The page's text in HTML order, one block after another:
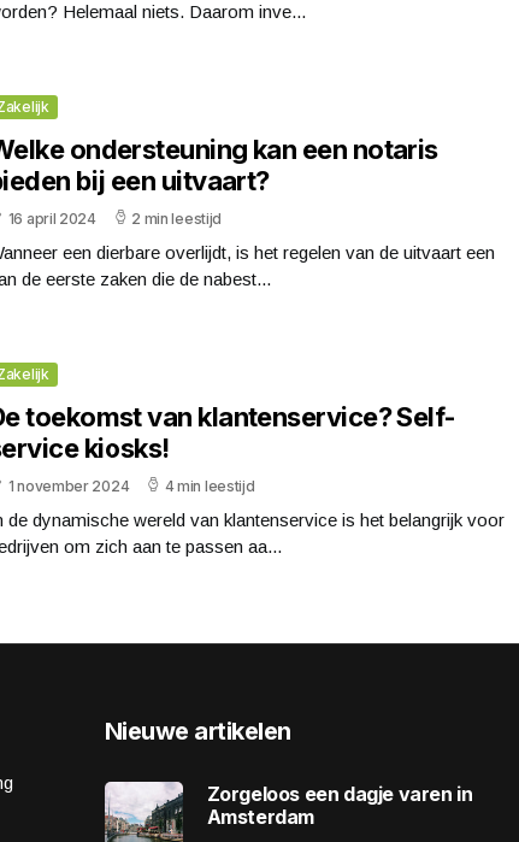
Helemaal niets. Daarom inve...
ondersteuning kan een notaris
bij een uitvaart?
16 april 2024 2 min leestijd
een dierbare overlijdt, is het regelen van de uitvaart een
de eerste zaken die de nabest...
toekomst van klantenservice? Self-
kiosks!
1 november 2024 4 min leestijd
de dynamische wereld van klantenservice is het belangrijk voor
om zich aan te passen aa...
Nieuwe artikelen
Zorgeloos een dagje varen in
Amsterdam